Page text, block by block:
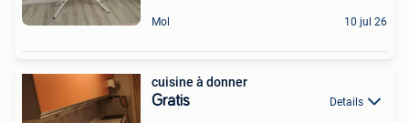
Mol 10 jul 26
cuisine à donner
Gratis Details